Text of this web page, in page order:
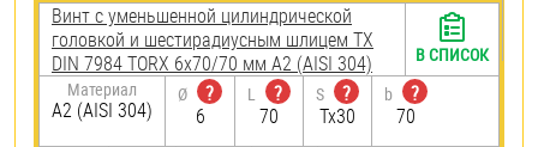
Винт с уменьшенной цилиндрической
головкой и шестирадиусным шлицем TX
DIN 7984 TORX 6х70/70 мм А2 (AISI 304)
Материал
А2 (AISI 304)
Ø
?
6
L
?
70
S
?
Tx30
b
?
70
В СПИСОК